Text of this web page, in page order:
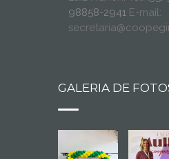
98858-2941 E-mail:
GALERIA DE